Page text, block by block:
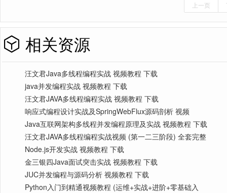
上一页
相关资源
汪文君Java多线程编程实战 视频教程 下载
java并发编程实战 视频教程 下载
汪文君JAVA多线程编程实战 视频教程 下载
响应式编程设计实战及SpringWebFlux源码剖析 视频
Java互联网架构多线程并发编程原理及实战 视频教程 下载
汪文君JAVA多线程编程实战视频 (第一二三阶段) 全套完整
Node.js开发实战 视频教程 下载
金三银四Java面试突击实战 视频教程 下载
JUC并发编程与源码分析 视频教程 下载
Python入门到精通视频教程 (运维+实战+进阶+零基础入